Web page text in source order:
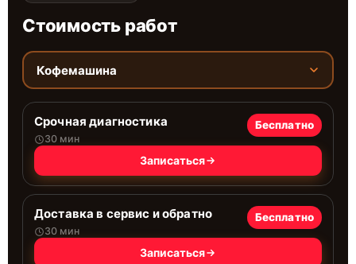
Стоимость работ
Кофемашина
Срочная диагностика
30 мин
Бесплатно
Записаться
Доставка в сервис и обратно
30 мин
Бесплатно
Записаться